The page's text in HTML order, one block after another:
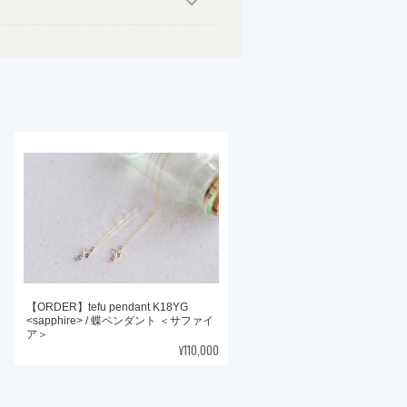
【ORDER】tefu pendant K18YG
<sapphire> / 蝶ペンダント ＜サファイ
ア＞
¥110,000